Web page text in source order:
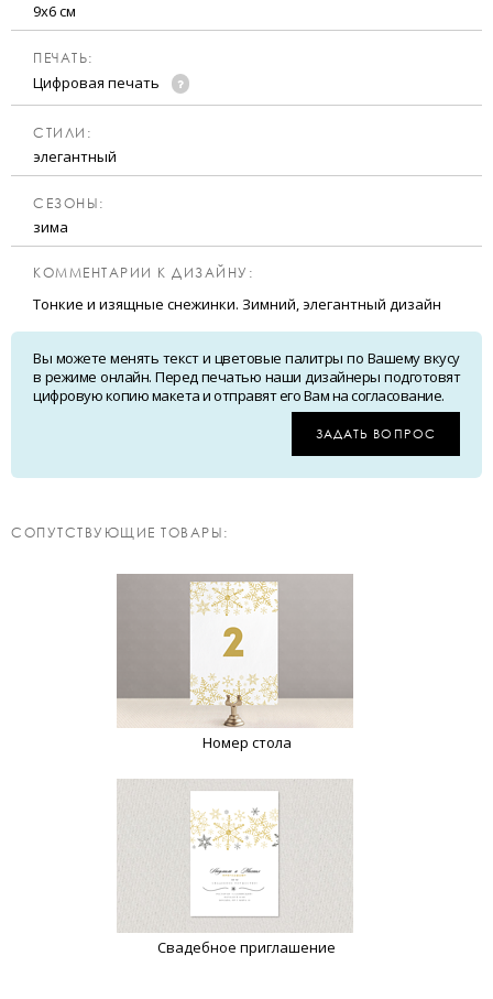
9х6 см
ПЕЧАТЬ:
Цифровая печать
CТИЛИ:
элегантный
CЕЗОНЫ:
зима
КОММЕНТАРИИ К ДИЗАЙНУ:
Тонкие и изящные снежинки. Зимний, элегантный дизайн
Вы можете менять текст и цветовые палитры по Вашему вкусу
в режиме онлайн. Перед печатью наши дизайнеры подготовят
цифровую копию макета и отправят его Вам на согласование.
ЗАДАТЬ ВОПРОС
CОПУТСТВУЮЩИЕ ТОВАРЫ:
Номер стола
Свадебное приглашение